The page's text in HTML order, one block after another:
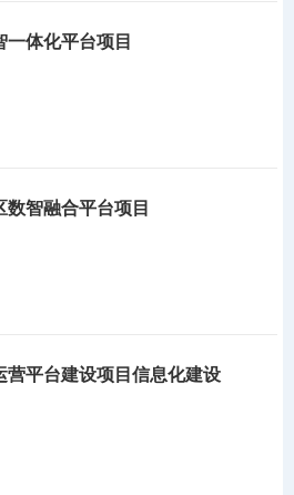
体化平台项目
智融合平台项目
营平台建设项目信息化建设